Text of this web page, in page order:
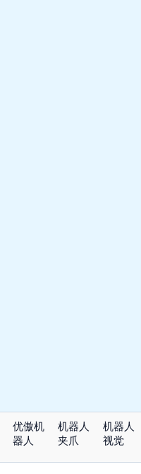
优傲机
器人
机器人
夹爪
机器人
视觉